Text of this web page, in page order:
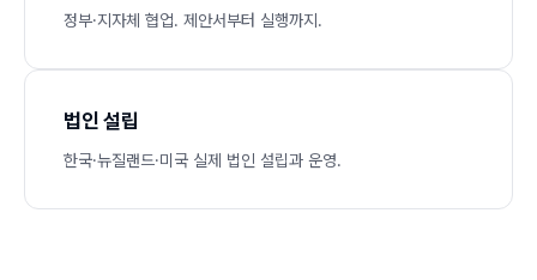
정부·지자체 협업. 제안서부터 실행까지.
법인 설립
한국·뉴질랜드·미국 실제 법인 설립과 운영.